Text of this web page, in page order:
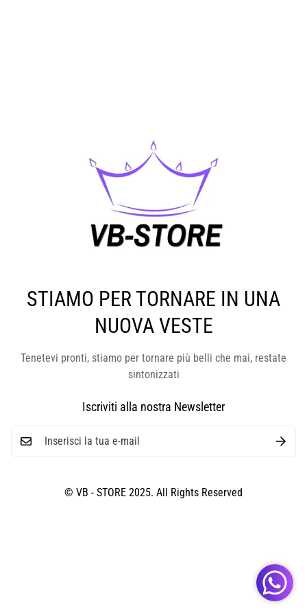
STIAMO PER TORNARE IN UNA
NUOVA VESTE
Tenetevi pronti, stiamo per tornare più belli che mai, restate
sintonizzati
Iscriviti alla nostra Newsletter
© VB - STORE 2025. All Rights Reserved